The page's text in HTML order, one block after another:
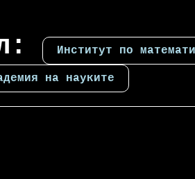
Институт по
на науките